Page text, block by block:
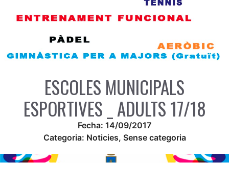
ESCOLES MUNICIPALS
ESPORTIVES _ ADULTS 17/18
Fecha: 14/09/2017
Categoria: Noticies, Sense categoria